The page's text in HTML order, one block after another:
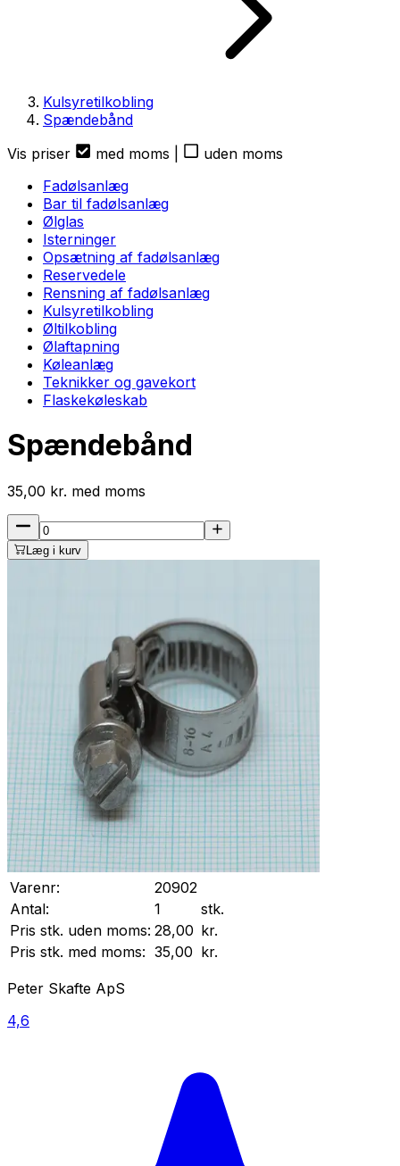
Kulsyretilkobling
Spændebånd
Vis priser
med moms
uden moms
Fadølsanlæg
Bar til fadølsanlæg
Ølglas
Isterninger
Opsætning af fadølsanlæg
Reservedele
Rensning af fadølsanlæg
Kulsyretilkobling
Øltilkobling
Ølaftapning
Køleanlæg
Teknikker og gavekort
Flaskekøleskab
Spændebånd
35,00 kr. med moms
Læg i kurv
Varenr:
20902
Antal:
1
stk.
Pris stk. uden moms: 28,00 kr.
Pris stk. med moms: 35,00 kr.
Peter Skafte ApS
4,6